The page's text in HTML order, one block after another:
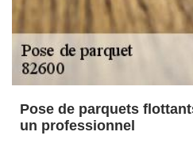
Pose de parquets
un professionnel